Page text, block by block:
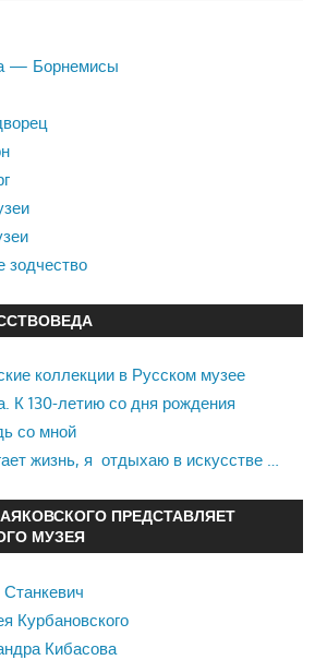
— Борнемисы
зодчество
коллекции в Русском музее
К 130-летию со дня рождения
со мной
жизнь, я отдыхаю в искусстве …
ПРЕДСТАВЛЯЕТ
МУЗЕЯ
Курбановского
Кибасова